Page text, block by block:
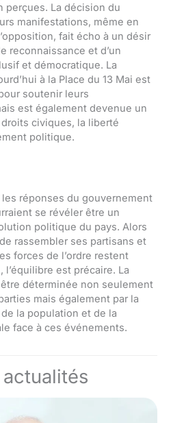
perçues. La décision du
manifestations, même en
fait écho à un désir
reconnaissance et d’un
et démocratique. La
à la Place du 13 Mai est
soutenir leurs
est également devenue un
civiques, la liberté
politique.
les réponses du gouvernement
se révéler être un
politique du pays. Alors
rassembler ses partisans et
forces de l’ordre restent
est précaire. La
déterminée non seulement
mais également par la
la population et de la
face à ces événements.